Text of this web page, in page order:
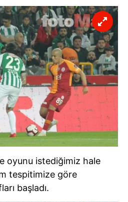
okumak ve sitemizde
kullanılan çerezlerle ilgili bilgi
.
oyunu istediğimiz hale
tespitimize göre
başladı.